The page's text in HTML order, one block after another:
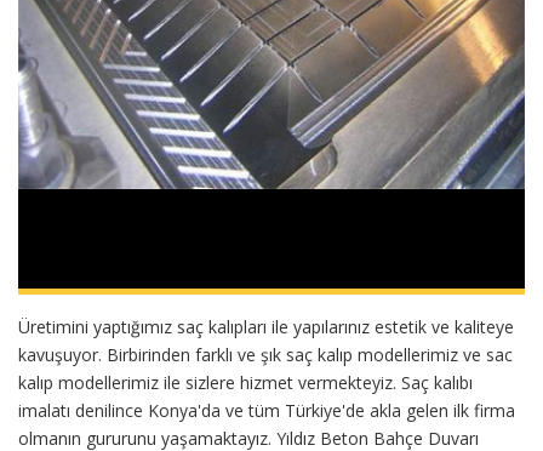
Üretimini yaptığımız saç kalıpları ile yapılarınız estetik ve kaliteye
kavuşuyor. Birbirinden farklı ve şık saç kalıp modellerimiz ve sac
kalıp modellerimiz ile sizlere hizmet vermekteyiz. Saç kalıbı
imalatı denilince Konya'da ve tüm Türkiye'de akla gelen ilk firma
olmanın gururunu yaşamaktayız. Yıldız Beton Bahçe Duvarı